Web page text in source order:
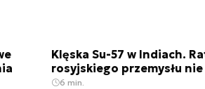
Klęska Su-57 w Indiach.
rosyjskiego przemysłu
6 min.